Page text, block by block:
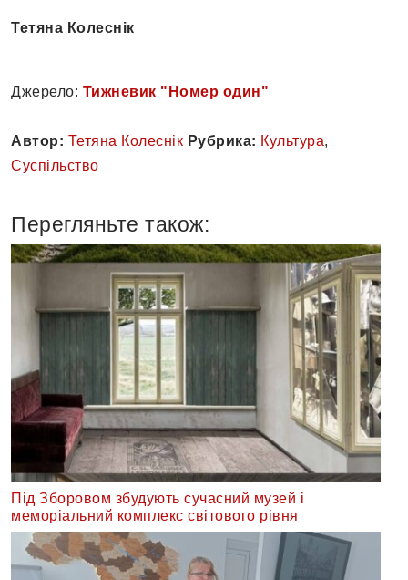
Тетяна Колеснік
Джерело: Тижневик "Номер один"
Автор: Тетяна Колеснік Рубрика: Культура,
Суспільство
Перегляньте також:
Під Зборовом збудують сучасний музей і
меморіальний комплекс світового рівня